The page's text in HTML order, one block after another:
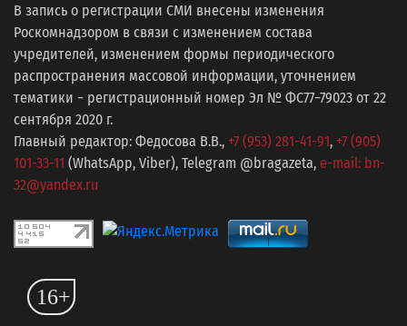
В запись о регистрации СМИ внесены изменения
Роскомнадзором в связи с изменением состава
учредителей, изменением формы периодического
распространения массовой информации, уточнением
тематики − регистрационный номер Эл № ФС77−79023 от 22
сентября 2020 г.
Главный редактор: Федосова В.В., +7 (953) 281-41-91, +7 (905)
101-33-11 (WhatsApp, Viber), Telegram @bragazeta, e-mail: bn-
32@yandex.ru
16+